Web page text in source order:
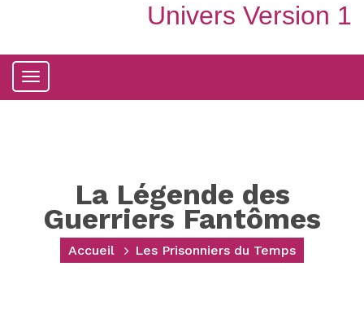
Univers Version 1
Toggle
La Légende des
Guerriers Fantômes
Accueil Les Prisonniers du Temps